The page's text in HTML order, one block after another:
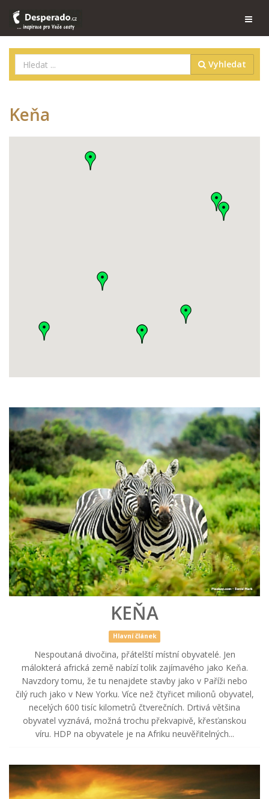
Vyhledat
Keňa
KEŇA
Hlavní článek
Nespoutaná divočina, přátelští místní obyvatelé. Jen
málokterá africká země nabízí tolik zajímavého jako Keňa.
Navzdory tomu, že tu nenajdete stavby jako v Paříži nebo
čilý ruch jako v New Yorku. Více než čtyřicet milionů obyvatel,
necelých 600 tisíc kilometrů čtverečních. Drtivá většina
obyvatel vyznává, možná trochu překvapivě, křesťanskou
víru. HDP na obyvatele je na Afriku neuvěřitelných...